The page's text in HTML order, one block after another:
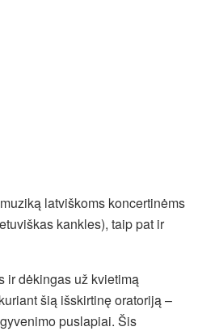
latviškoms koncertinėms
kankles), taip pat ir
ir dėkingas už kvietimą
šią išskirtinę oratoriją –
puslapiai. Šis